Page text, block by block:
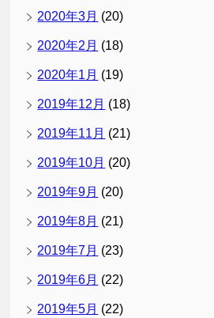
2020年3月 (20)
2020年2月 (18)
2020年1月 (19)
2019年12月 (18)
2019年11月 (21)
2019年10月 (20)
2019年9月 (20)
2019年8月 (21)
2019年7月 (23)
2019年6月 (22)
2019年5月 (22)